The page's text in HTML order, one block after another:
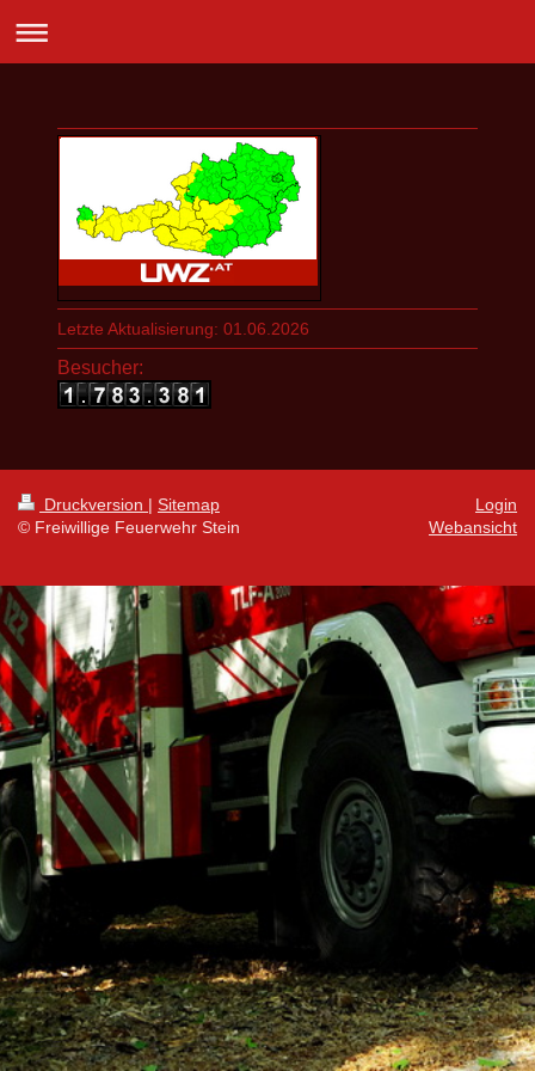
Letzte Aktualisierung: 01.06.2026
Besucher:
Druckversion | Sitemap
© Freiwillige Feuerwehr Stein
Login
Webansicht